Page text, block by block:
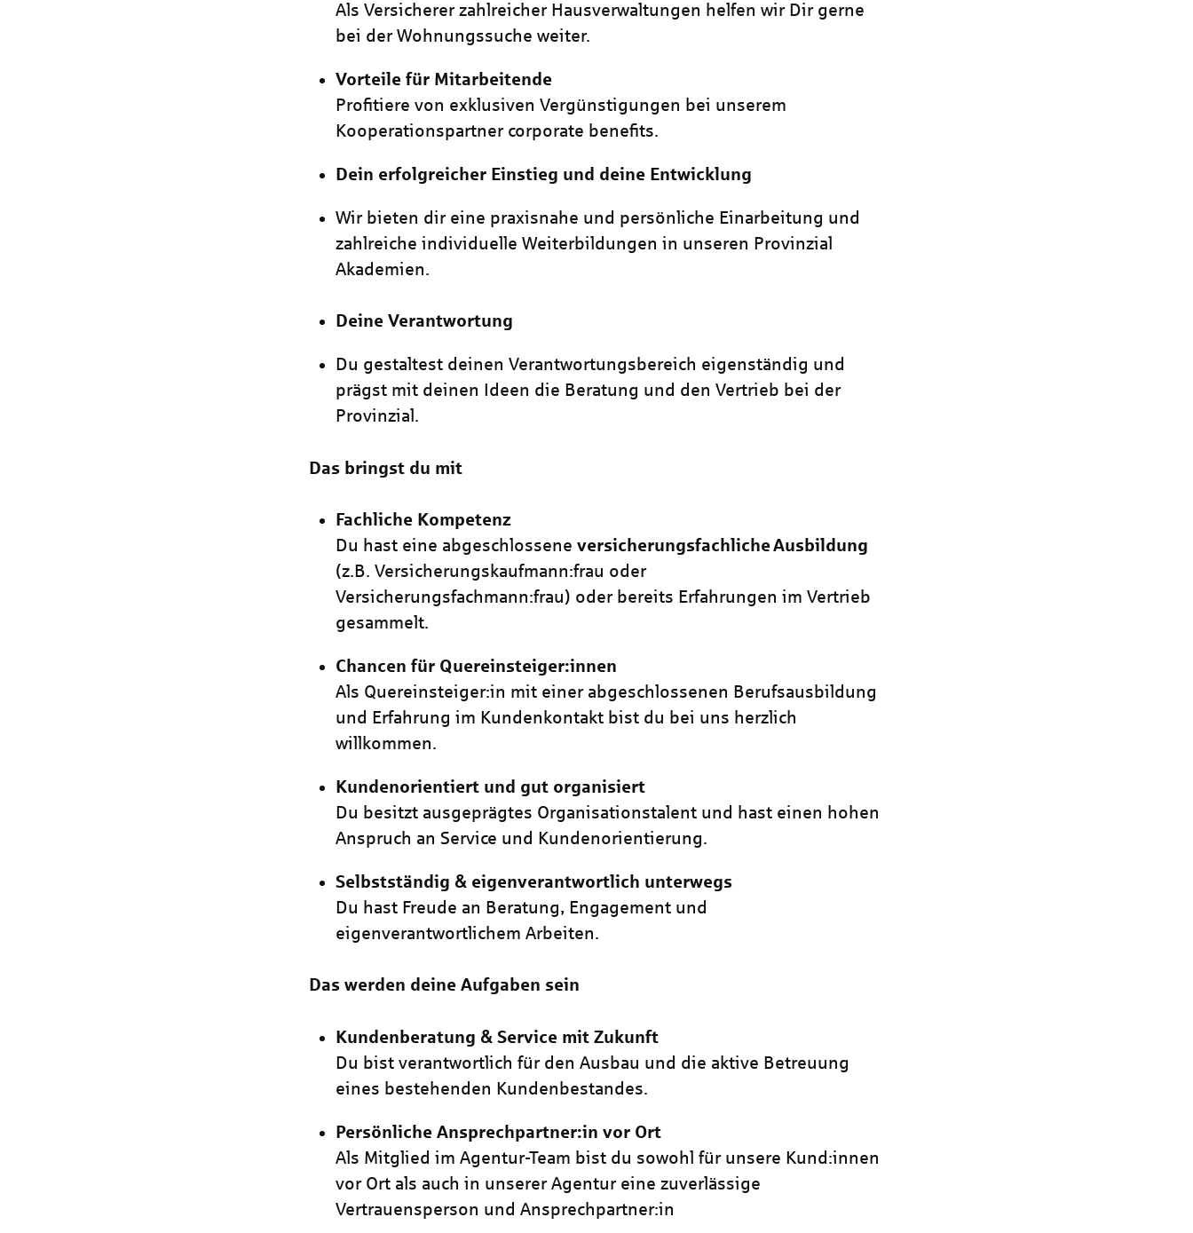
Als Versicherer zahlreicher Hausverwaltungen helfen wir Dir gerne
bei der Wohnungssuche weiter.
Vorteile für Mitarbeitende
Profitiere von exklusiven Vergünstigungen bei unserem
Kooperationspartner corporate benefits.
Dein erfolgreicher Einstieg und deine Entwicklung
Wir bieten dir eine praxisnahe und persönliche Einarbeitung und
zahlreiche individuelle Weiterbildungen in unseren Provinzial
Akademien.
Deine Verantwortung
Du gestaltest deinen Verantwortungsbereich eigenständig und
prägst mit deinen Ideen die Beratung und den Vertrieb bei der
Provinzial.
Das bringst du mit
Fachliche Kompetenz
Du hast eine abgeschlosseneversicherungsfachlicheAusbildung
(z.B. Versicherungskaufmann:frau oder
Versicherungsfachmann:frau) oder bereits Erfahrungen im Vertrieb
gesammelt.
Chancen für Quereinsteiger:innen
Als Quereinsteiger:in mit einer abgeschlossenen Berufsausbildung
und Erfahrung im Kundenkontakt bist du bei uns herzlich
willkommen.
Kundenorientiert und gut organisiert
Du besitzt ausgeprägtes Organisationstalent und hast einen hohen
Anspruch an Service und Kundenorientierung.
Selbstständig & eigenverantwortlich unterwegs
Du hast Freude an Beratung, Engagement und
eigenverantwortlichem Arbeiten.
Das werden deine Aufgaben sein
Kundenberatung & Service mit Zukunft
Du bist verantwortlich für den Ausbau und die aktive Betreuung
eines bestehenden Kundenbestandes.
Persönliche Ansprechpartner:in vor Ort
Als Mitglied im Agentur-Team bist du sowohl für unsere Kund:innen
vor Ort als auch in unserer Agentur eine zuverlässige
Vertrauensperson und Ansprechpartner:in